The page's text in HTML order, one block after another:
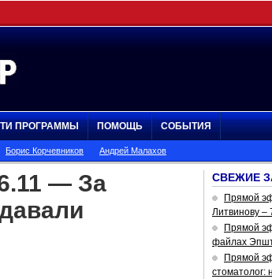
ПРОГРАММЫ ПОМОЩЬ СОБЫТИЯ
Борис Корчевников Андрей Малахов
— За
СВЕЖИЕ
Прямой
Литвинову –
Прямой
файлах
Прямой
стоматолог: